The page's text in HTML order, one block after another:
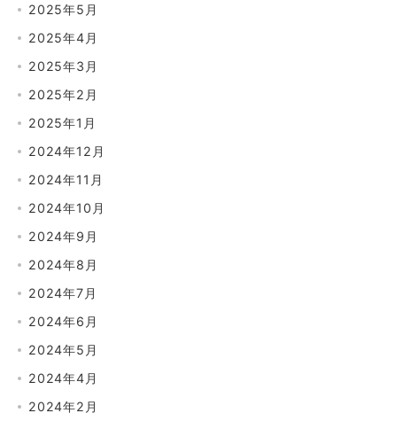
2025年5月
2025年4月
2025年3月
2025年2月
2025年1月
2024年12月
2024年11月
2024年10月
2024年9月
2024年8月
2024年7月
2024年6月
2024年5月
2024年4月
2024年2月